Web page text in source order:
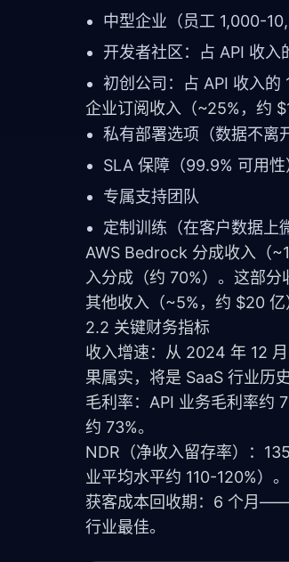
中型企业（员工 1,000-
开发者社区：占 API 收
初创公司：占 API 收入的
企业订阅收入（~25%，约
私有部署选项（数据不离
SLA 保障（99.9% 可用性
专属支持团队
定制训练（在客户数据上
AWS Bedrock 分成收入（
入分成（约 70%）。这部分
其他收入（~5%，约 $20 亿
2.2 关键财务指标
收入增速：从 2024 年 12
果属实，将是 SaaS 行业历
毛利率：API 业务毛利率约
约 73%。
NDR（净收入留存率）：
业平均水平约 110-120%）。
获客成本回收期：6 个月——
行业最佳。